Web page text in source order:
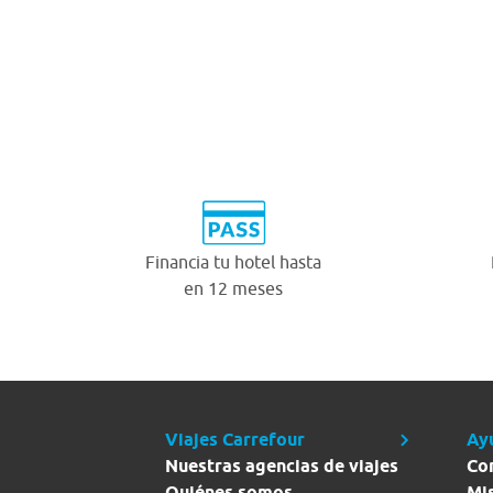
Financia tu hotel hasta
en 12 meses
Viajes Carrefour
Nuestras agencias de viajes